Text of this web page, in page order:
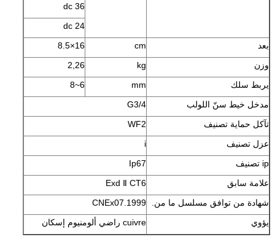
dc 36
dc 24
بعد
cm
16×8.5
وزن
kg
2,26
يربط سلك
mm
6~8
مدخل خيط سنّ اللولب
G3/4
تآكل حماية تصنيف
WF2
عزل تصنيف
i
ip تصنيف
Ip67
علامة سابق
Exd Ⅱ CT6
شهادة من توافق مسلسل ما من.
CNEx07.1999
يؤوي
cuivre راضي ألومنيوم إسكان